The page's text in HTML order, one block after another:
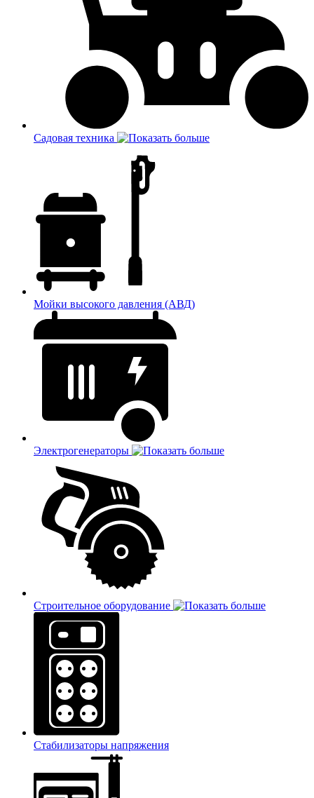
Садовая техника
Мойки высокого давления (АВД)
Электрогенераторы
Строительное оборудование
Стабилизаторы напряжения